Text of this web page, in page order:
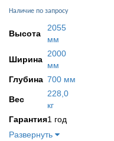
Наличие по запросу
Высота
2055
мм
Ширина
2000
мм
Глубина 700 мм
Вес
228,0
кг
Гарантия1 год
Развернуть